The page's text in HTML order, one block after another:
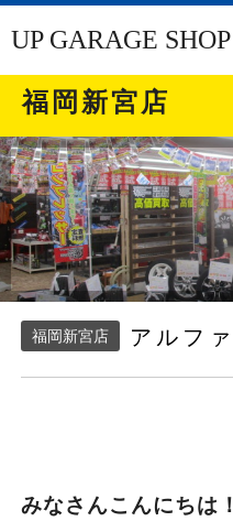
UP GARAGE
福岡新宮店
福岡新宮店 アルフ
みなさんこんにちは